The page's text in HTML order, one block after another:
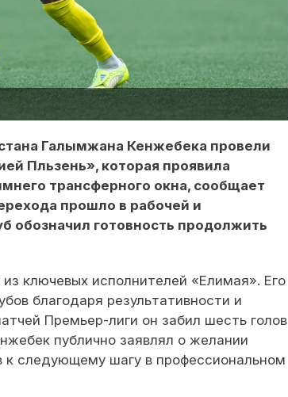
Галымжана Кенжебека провели
Пльзень», которая проявила
трансферного окна, сообщает
прошло в рабочей и
обозначил готовность продолжить
ключевых исполнителей «Елимая». Его
благодаря результативности и
Премьер-лиги он забил шесть голов
публично заявлял о желании
к следующему шагу в профессиональном